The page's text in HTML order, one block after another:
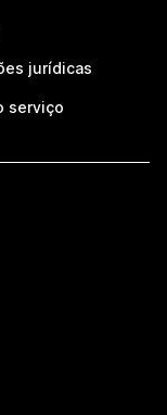
jurídicas
serviço